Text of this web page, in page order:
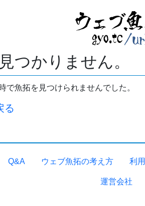
つかりません。
で魚拓を見つけられませんでした。
る
Q&A ウェブ魚拓の考え方 利
運営会社